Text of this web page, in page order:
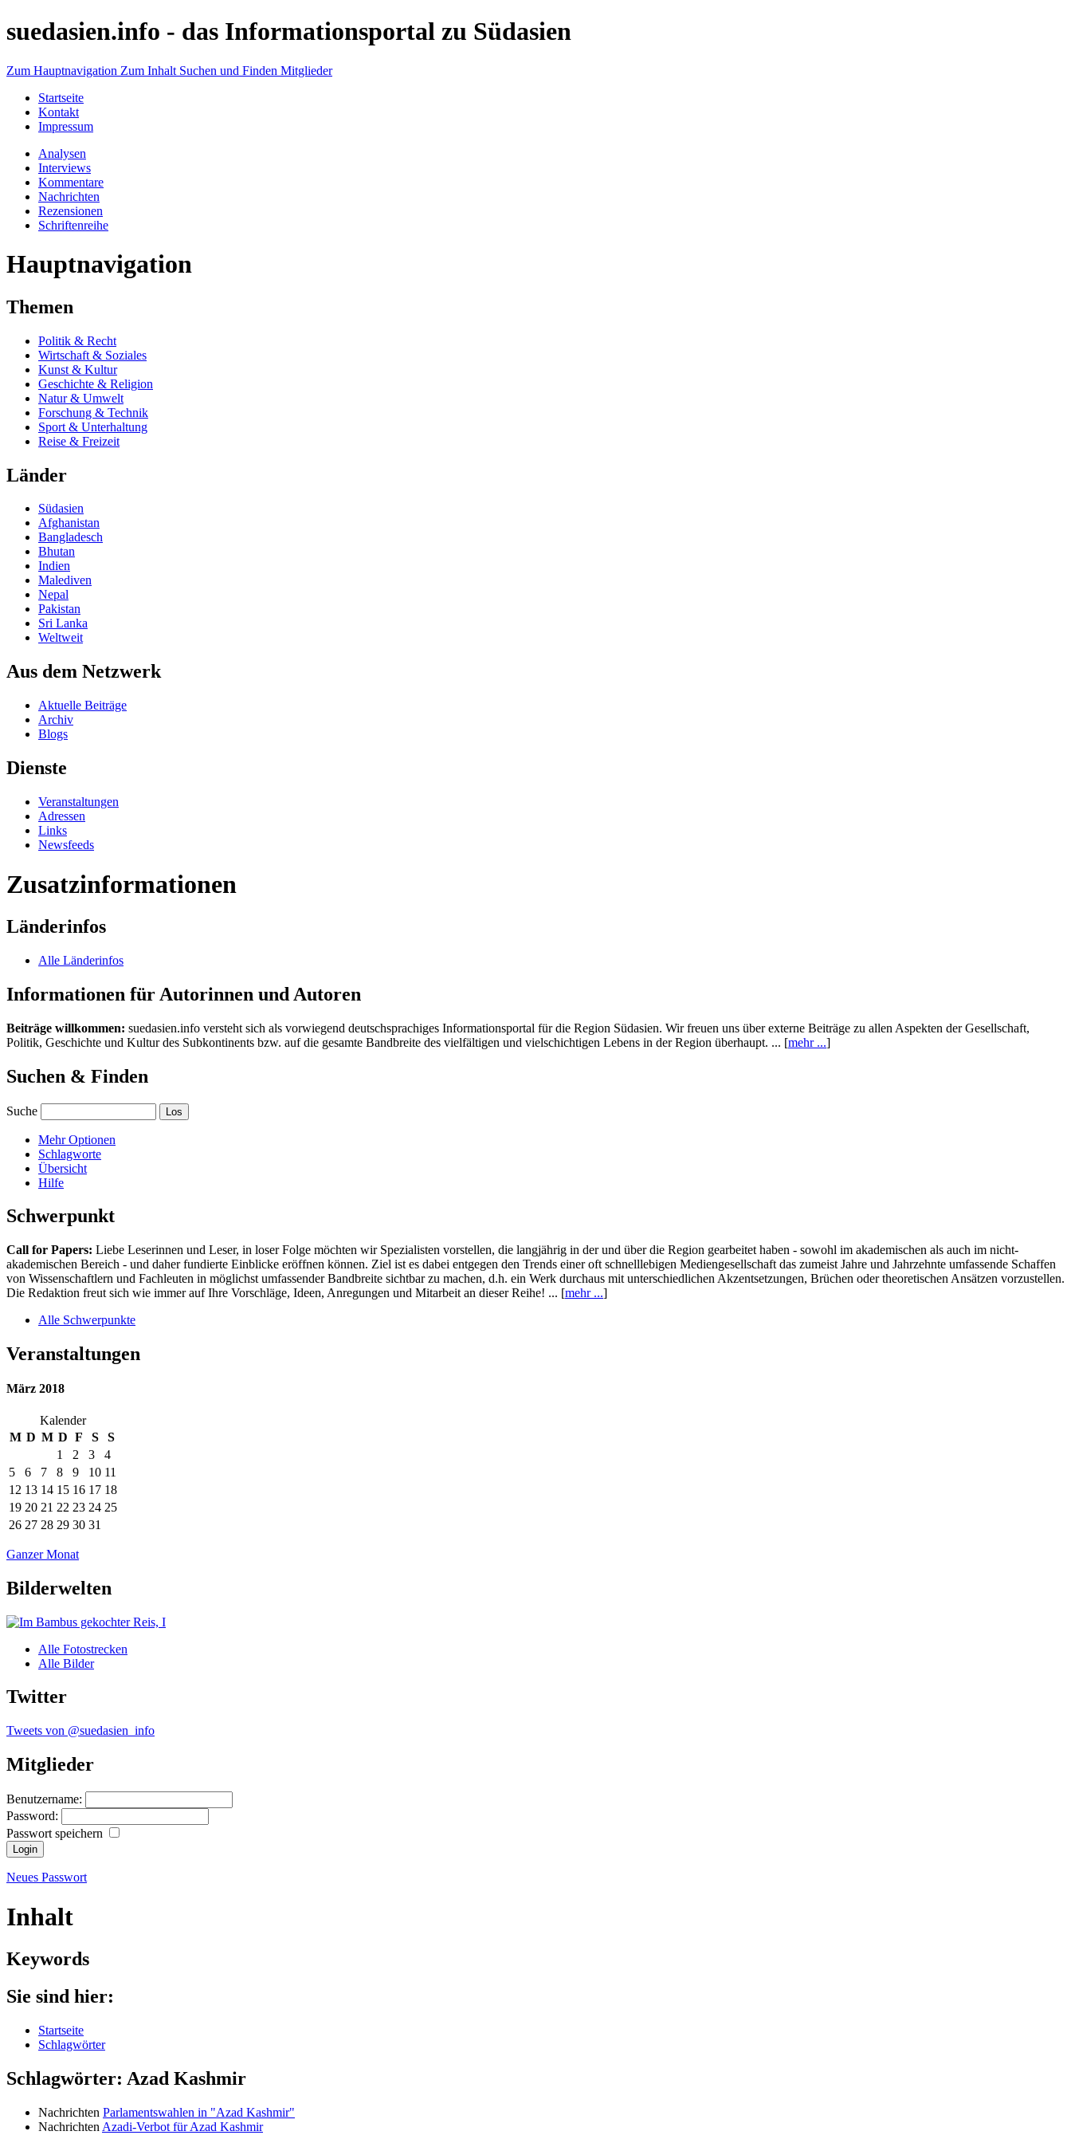
suedasien.info - das Informationsportal zu Südasien
Zum Hauptnavigation Zum Inhalt Suchen und Finden Mitglieder
Startseite
Kontakt
Impressum
Analysen
Interviews
Kommentare
Nachrichten
Rezensionen
Schriftenreihe
Hauptnavigation
Themen
Politik & Recht
Wirtschaft & Soziales
Kunst & Kultur
Geschichte & Religion
Natur & Umwelt
Forschung & Technik
Sport & Unterhaltung
Reise & Freizeit
Länder
Südasien
Afghanistan
Bangladesch
Bhutan
Indien
Malediven
Nepal
Pakistan
Sri Lanka
Weltweit
Aus dem Netzwerk
Aktuelle Beiträge
Archiv
Blogs
Dienste
Veranstaltungen
Adressen
Links
Newsfeeds
Zusatzinformationen
Länderinfos
Alle Länderinfos
Informationen für Autorinnen und Autoren
Beiträge willkommen: suedasien.info versteht sich als vorwiegend deutschsprachiges Informationsportal für die Region Südasien. Wir freuen uns über externe Beiträge zu allen Aspekten der Gesellschaft,
Politik, Geschichte und Kultur des Subkontinents bzw. auf die gesamte Bandbreite des vielfältigen und vielschichtigen Lebens in der Region überhaupt. ... [mehr ...]
Suchen & Finden
Suche
Mehr Optionen
Schlagworte
Übersicht
Hilfe
Schwerpunkt
Call for Papers: Liebe Leserinnen und Leser, in loser Folge möchten wir Spezialisten vorstellen, die langjährig in der und über die Region gearbeitet haben - sowohl im akademischen als auch im nicht-
akademischen Bereich - und daher fundierte Einblicke eröffnen können. Ziel ist es dabei entgegen den Trends einer oft schnelllebigen Mediengesellschaft das zumeist Jahre und Jahrzehnte umfassende Schaffen
von Wissenschaftlern und Fachleuten in möglichst umfassender Bandbreite sichtbar zu machen, d.h. ein Werk durchaus mit unterschiedlichen Akzentsetzungen, Brüchen oder theoretischen Ansätzen vorzustellen.
Die Redaktion freut sich wie immer auf Ihre Vorschläge, Ideen, Anregungen und Mitarbeit an dieser Reihe! ... [mehr ...]
Alle Schwerpunkte
Veranstaltungen
März 2018
Kalender
M D M D F S
S
1
2 3
4
5
6 7 8 9 10 11
12 13 14 15 16 17 18
19 20 21 22 23 24 25
26 27 28 29 30 31
Ganzer Monat
Bilderwelten
Alle Fotostrecken
Alle Bilder
Twitter
Tweets von @suedasien_info
Mitglieder
Benutzername:
Password:
Passwort speichern
Neues Passwort
Inhalt
Keywords
Sie sind hier:
Startseite
Schlagwörter
Schlagwörter: Azad Kashmir
Nachrichten Parlamentswahlen in "Azad Kashmir"
Nachrichten Azadi-Verbot für Azad Kashmir